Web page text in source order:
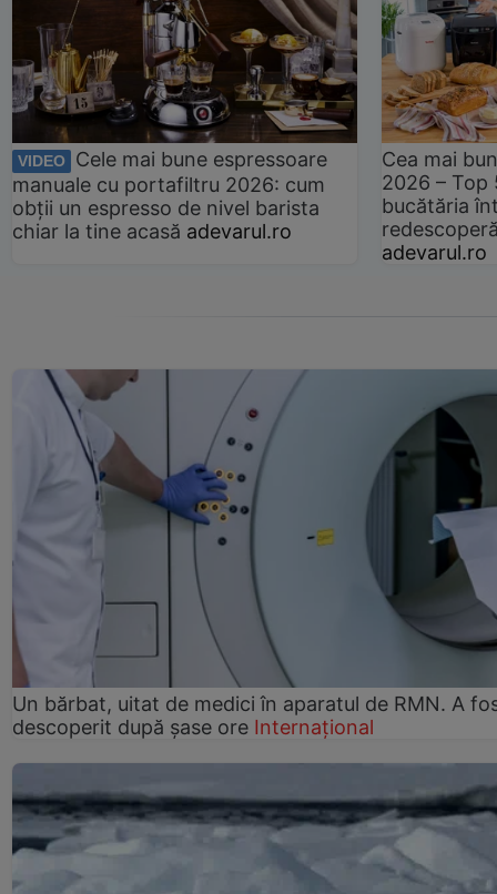
VIDEO
Cele mai bune espressoare
manuale cu portafiltru 2026: cum
obții un espresso de nivel barista
chiar la tine acasă adevarul.ro
Cea mai
2026 –
bucătăria
adevarul.ro
Un bărbat, uitat de medici în aparatul de RMN. A
descoperit după șase ore Internațional